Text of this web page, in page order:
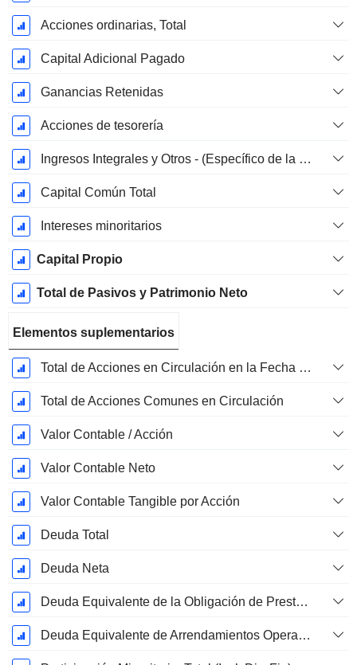
Acciones ordinarias, Total
Capital Adicional Pagado
Ganancias Retenidas
Acciones de tesorería
Ingresos Integrales y Otros - (Específico de la Plantilla)
Capital Común Total
Intereses minoritarios
Capital Propio
Total de Pasivos y Patrimonio Neto
Elementos suplementarios
Total de Acciones en Circulación en la Fecha de Presentación
Total de Acciones Comunes en Circulación
Valor Contable / Acción
Valor Contable Neto
Valor Contable Tangible por Acción
Deuda Total
Deuda Neta
Deuda Equivalente de la Obligación de Prestación Proyectada No Financiada
Deuda Equivalente de Arrendamientos Operativos